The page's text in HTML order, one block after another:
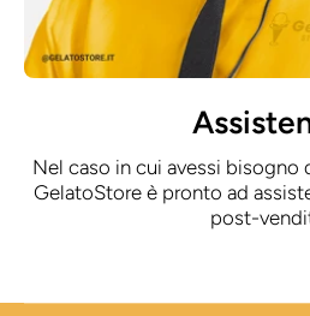
Nel caso in cui avessi bisogno
GelatoStore è pronto ad
post-